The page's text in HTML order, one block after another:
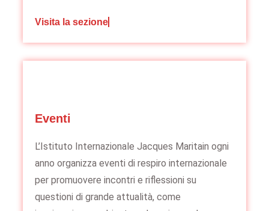
Visita la sezione
Eventi
L’Istituto Internazionale Jacques Maritain ogni
anno organizza eventi di respiro internazionale
per promuovere incontri e riflessioni su
questioni di grande attualità, come